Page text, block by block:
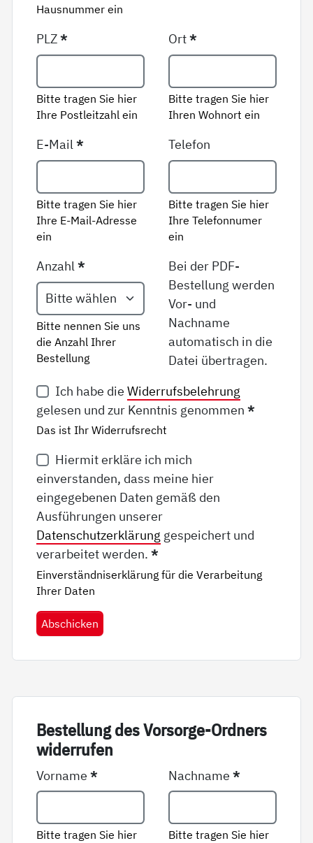
Hausnummer ein
PLZ*
Bitte tragen Sie hier
Ihre Postleitzahl ein
Ort*
Bitte tragen Sie hier
Ihren Wohnort ein
E-Mail*
Bitte tragen Sie hier
Ihre E-Mail-Adresse
ein
Telefon
Bitte tragen Sie hier
Ihre Telefonnumer
ein
Anzahl*
Bitte nennen Sie uns
die Anzahl Ihrer
Bestellung
Bei der PDF-
Bestellung werden
Vor- und
Nachname
automatisch in die
Datei übertragen.
Ich habe die Widerrufsbelehrung
gelesen und zur Kenntnis genommen*
Das ist Ihr Widerrufsrecht
Hiermit erkläre ich mich
einverstanden, dass meine hier
eingegebenen Daten gemäß den
Ausführungen unserer
Datenschutzerklärung gespeichert und
verarbeitet werden.*
Einverständniserklärung für die Verarbeitung
Ihrer Daten
Abschicken
Be­stel­lung des Vor­sor­ge-Ord­ners
wi­der­ru­fen
Vorname*
Bitte tragen Sie hier
Nachname*
Bitte tragen Sie hier